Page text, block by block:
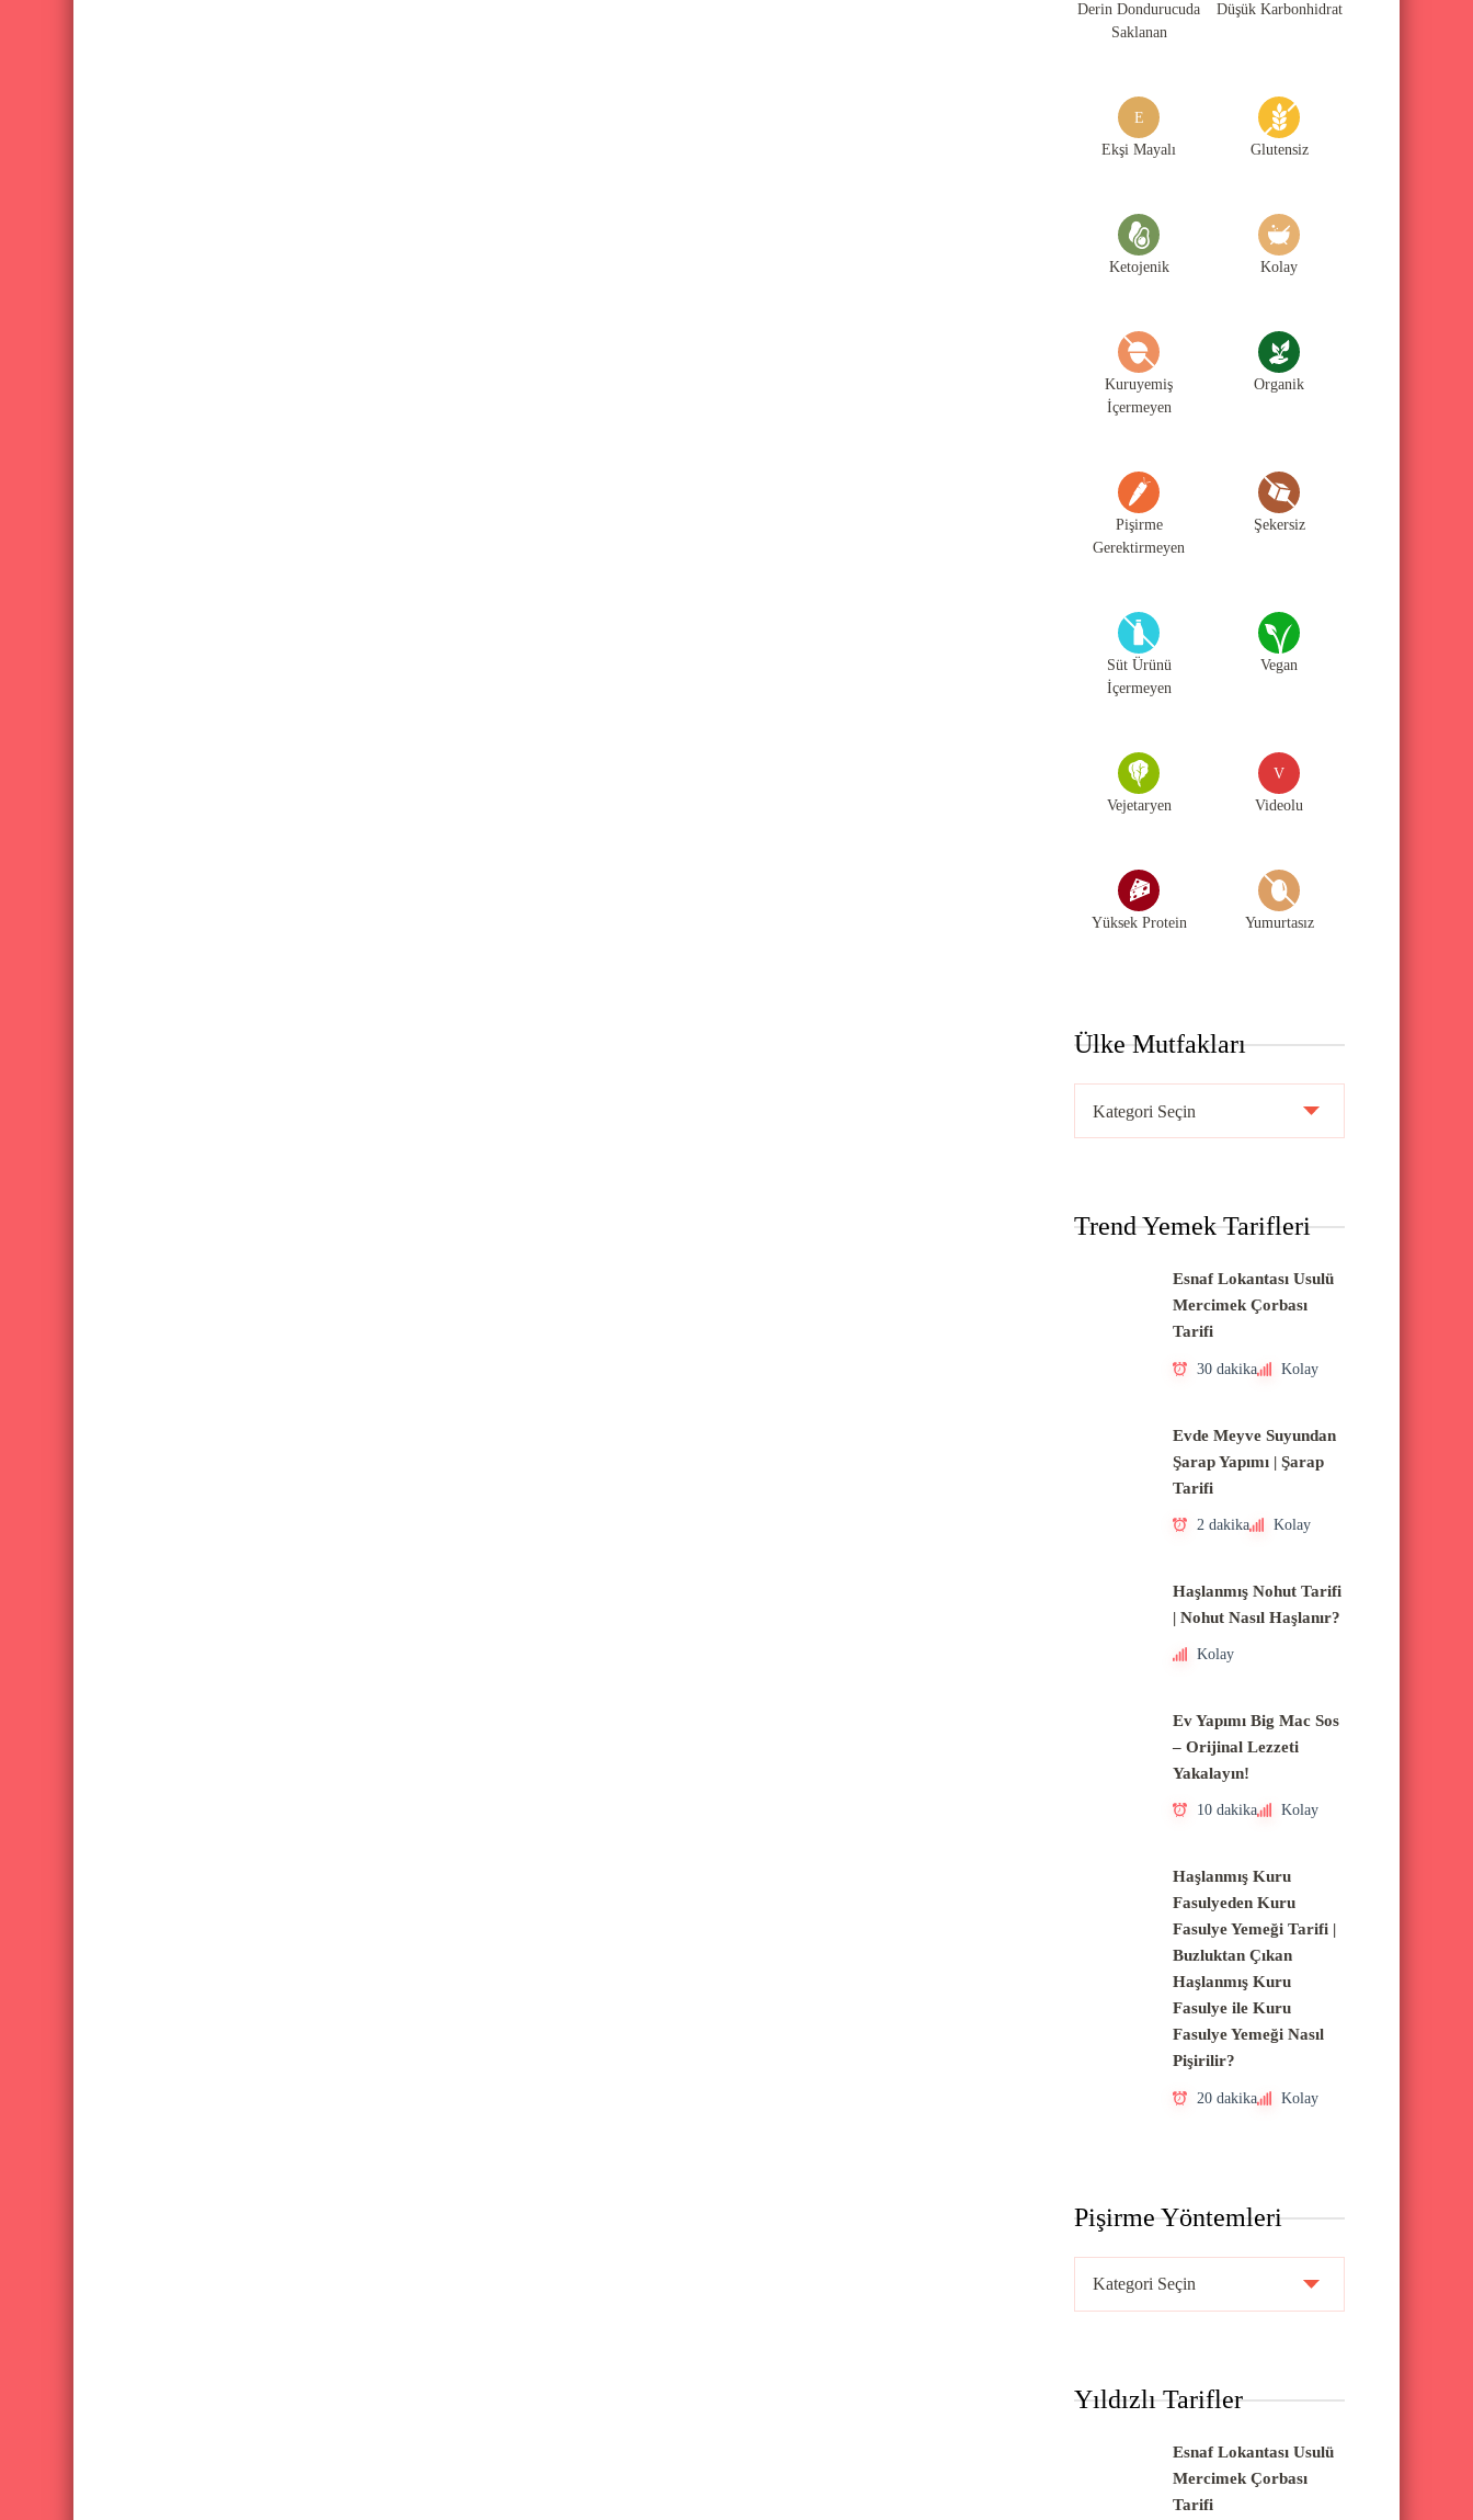
tDerin Dondurucuda
Saklanan
Düşük Karbonhidrat
E
Ekşi Mayalı Glutensiz
Ketojenik Kolay
Kuruyemiş
İçermeyen
Organik
Pişirme
Gerektirmeyen
Şekersiz
Süt Ürünü
İçermeyen
Vegan
Vejetaryen
V
Videolu
Yüksek Protein Yumurtasız
Ülke Mutfakları
l
M
Trend Yemek Tarifleri
Esnaf Lokantası Usulü
Mercimek Çorbası
Tarifi
30 dakika Kolay
Evde Meyve Suyundan
Şarap Yapımı | Şarap
Tarifi
2 dakika Kolay
Haşlanmış Nohut Tarifi
| Nohut Nasıl Haşlanır?
Kolay
Ev Yapımı Big Mac Sos
– Orijinal Lezzeti
Yakalayın!
10 dakika Kolay
Haşlanmış Kuru
Fasulyeden Kuru
Fasulye Yemeği Tarifi |
Buzluktan Çıkan
Haşlanmış Kuru
Fasulye ile Kuru
Fasulye Yemeği Nasıl
Pişirilir?
20 dakika Kolay
Pişirme Yöntemleri
r
Yıldızlı Tarifler
Esnaf Lokantası Usulü
Mercimek Çorbası
Tarifi